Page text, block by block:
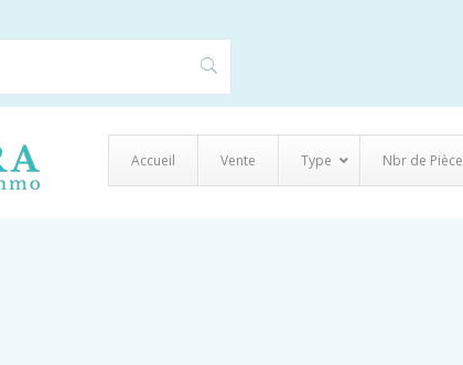
Accueil Vente Type Nbr de